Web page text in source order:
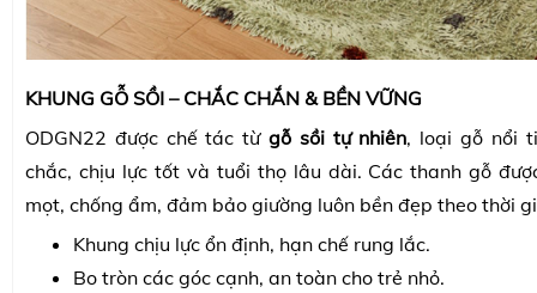
KHUNG GỖ SỒI – CHẮC CHẮN & BỀN VỮNG
ODGN22 được chế tác từ gỗ sồi tự nhiên, loại gỗ nổi
chắc, chịu lực tốt và tuổi thọ lâu dài. Các thanh gỗ
mọt, chống ẩm, đảm bảo giường luôn bền đẹp theo thời
Khung chịu lực ổn định, hạn chế rung lắc.
Bo tròn các góc cạnh, an toàn cho trẻ nhỏ.